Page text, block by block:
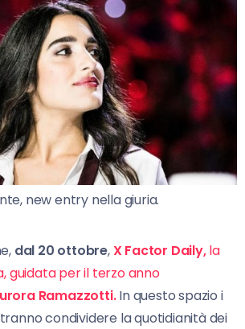
new entry nella giuria.
dal 20 ottobre,X Factor Daily,la
guidata per il terzo anno
Ramazzotti.In questo spazio i
condividere la quotidianità dei